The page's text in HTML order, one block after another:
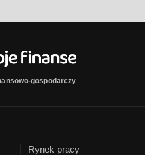
gospodarczy
Rynek pracy